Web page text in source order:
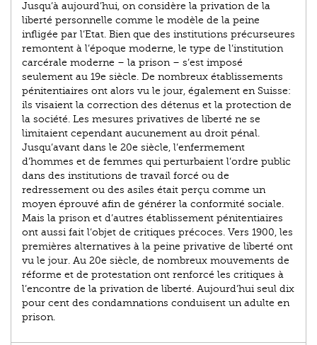
Jusqu’à aujourd’hui, on considère la privation de la
liberté personnelle comme le modèle de la peine
infligée par l’Etat. Bien que des institutions précurseures
remontent à l’époque moderne, le type de l’institution
carcérale moderne – la prison – s’est imposé
seulement au 19e siècle. De nombreux établissements
pénitentiaires ont alors vu le jour, également en Suisse:
ils visaient la correction des détenus et la protection de
la société. Les mesures privatives de liberté ne se
limitaient cependant aucunement au droit pénal.
Jusqu’avant dans le 20e siècle, l’enfermement
d’hommes et de femmes qui perturbaient l’ordre public
dans des institutions de travail forcé ou de
redressement ou des asiles était perçu comme un
moyen éprouvé afin de générer la conformité sociale.
Mais la prison et d’autres établissement pénitentiaires
ont aussi fait l’objet de critiques précoces. Vers 1900, les
premières alternatives à la peine privative de liberté ont
vu le jour. Au 20e siècle, de nombreux mouvements de
réforme et de protestation ont renforcé les critiques à
l’encontre de la privation de liberté. Aujourd’hui seul dix
pour cent des condamnations conduisent un adulte en
prison.